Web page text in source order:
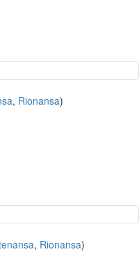
, Rionansa)
, Rionansa)